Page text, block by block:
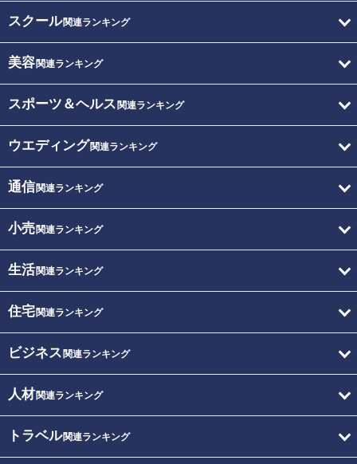
スクール関連ランキング
美容関連ランキング
スポーツ＆ヘルス 関連ランキング
ウエディング関連ランキング
通信関連ランキング
小売関連ランキング
生活関連ランキング
住宅関連ランキング
ビジネス 関連ランキング
人材関連ランキング
トラベル関連ランキング